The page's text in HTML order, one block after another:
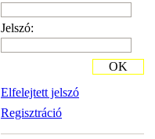
Jelszó:
Elfelejtett jelszó
Regisztráció
OK